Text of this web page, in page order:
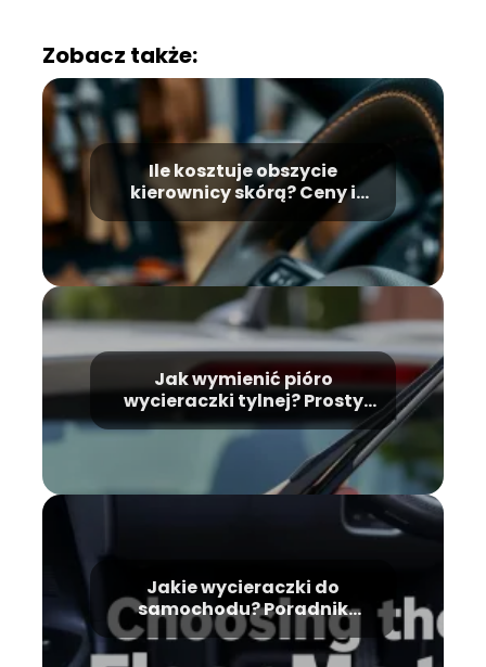
Zobacz także:
Ile kosztuje obszycie
kierownicy skórą? Ceny i
opcje dla Twojego auta
Jak wymienić pióro
wycieraczki tylnej? Prosty
sposób dla każdego
kierowcy
Jakie wycieraczki do
samochodu? Poradnik
wyboru najlepszych modeli